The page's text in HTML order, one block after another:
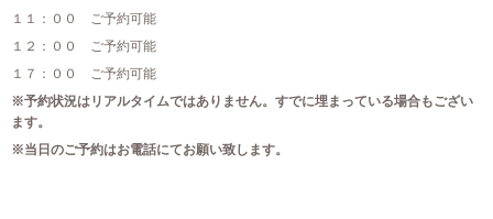
１１：００ ご予約可能
１２：００ ご予約可能
１７：００ ご予約可能
※予約状況はリアルタイムではありません。すでに埋まっている場合もござい
ます。
※当日のご予約はお電話にてお願い致します。